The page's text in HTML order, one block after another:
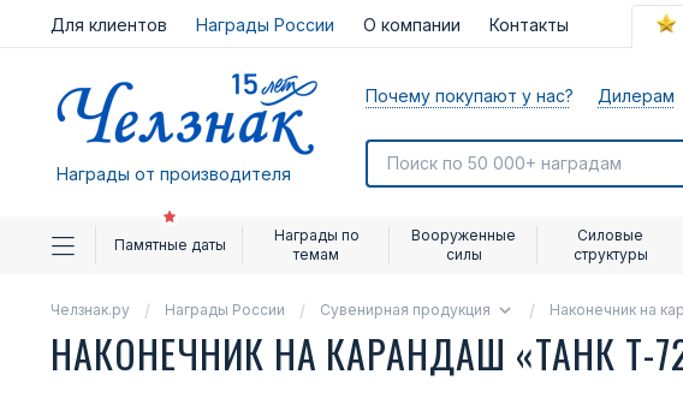
Для клиентов Награды России О компании Контакты
Награды от производителя
Почему покупают у нас? Дилерам
Памятные даты
Награды по
темам
Вооруженные
силы
Силовые
структуры
Челзнак.ру Награды России Сувенирная продукция Наконечник на
НАКОНЕЧНИК НА КАРАНДАШ «ТАНК Т-